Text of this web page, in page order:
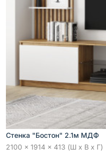
Стенка "Бостон" 2.1м МДФ
2100 x 1914 x 413 (Ш x В x Г)